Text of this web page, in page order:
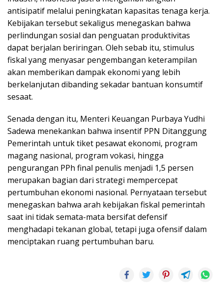
antisipatif melalui peningkatan kapasitas tenaga kerja.
Kebijakan tersebut sekaligus menegaskan bahwa
perlindungan sosial dan penguatan produktivitas
dapat berjalan beriringan. Oleh sebab itu, stimulus
fiskal yang menyasar pengembangan keterampilan
akan memberikan dampak ekonomi yang lebih
berkelanjutan dibanding sekadar bantuan konsumtif
sesaat.
Senada dengan itu, Menteri Keuangan Purbaya Yudhi
Sadewa menekankan bahwa insentif PPN Ditanggung
Pemerintah untuk tiket pesawat ekonomi, program
magang nasional, program vokasi, hingga
pengurangan PPh final penulis menjadi 1,5 persen
merupakan bagian dari strategi mempercepat
pertumbuhan ekonomi nasional. Pernyataan tersebut
menegaskan bahwa arah kebijakan fiskal pemerintah
saat ini tidak semata-mata bersifat defensif
menghadapi tekanan global, tetapi juga ofensif dalam
menciptakan ruang pertumbuhan baru.